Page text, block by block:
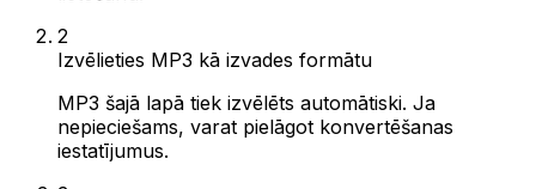
2
Izvēlieties MP3 kā izvades formātu
MP3 šajā lapā tiek izvēlēts automātiski. Ja
nepieciešams, varat pielāgot konvertēšanas
iestatījumus.